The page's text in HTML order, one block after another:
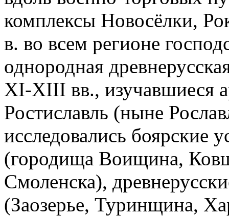
комплексы Новосёлки,
в. во всем регионе
однородная
XI-XIII вв., изучавшиеся
Ростиславль (ныне
исследовались боярские
(городища Воищина,
Смоленска),
(Заозерье, Туринщина,